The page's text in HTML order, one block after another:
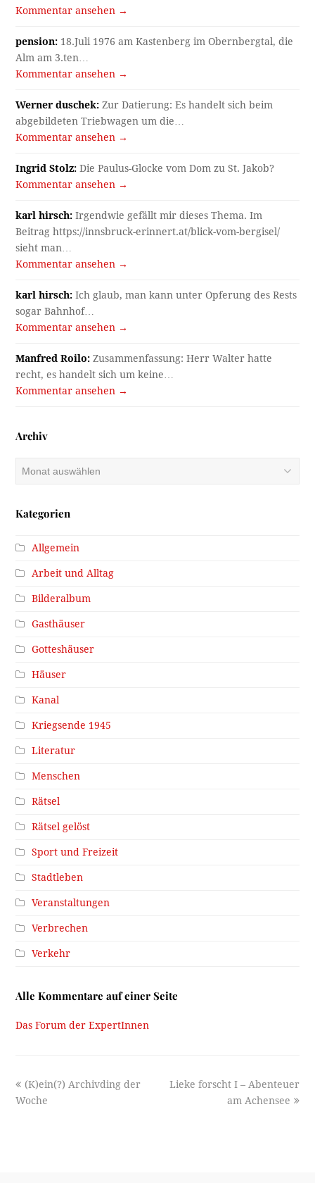
Kommentar ansehen →
pension: 18.Juli 1976 am Kastenberg im Obernbergtal, die
Alm am 3.ten…
Kommentar ansehen →
Werner duschek: Zur Datierung: Es handelt sich beim
abgebildeten Triebwagen um die…
Kommentar ansehen →
Ingrid Stolz: Die Paulus-Glocke vom Dom zu St. Jakob?
Kommentar ansehen →
karl hirsch: Irgendwie gefällt mir dieses Thema. Im
Beitrag https://innsbruck-erinnert.at/blick-vom-bergisel/
sieht man…
Kommentar ansehen →
karl hirsch: Ich glaub, man kann unter Opferung des Rests
sogar Bahnhof…
Kommentar ansehen →
Manfred Roilo: Zusammenfassung: Herr Walter hatte
recht, es handelt sich um keine…
Kommentar ansehen →
Archiv
Kategorien
Allgemein
Arbeit und Alltag
Bilderalbum
Gasthäuser
Gotteshäuser
Häuser
Kanal
Kriegsende 1945
Literatur
Menschen
Rätsel
Rätsel gelöst
Sport und Freizeit
Stadtleben
Veranstaltungen
Verbrechen
Verkehr
Alle Kommentare auf einer Seite
Das Forum der ExpertInnen
previous
post:
(K)ein(?) Archivding der
Woche
next
Lieke forscht I – Abenteuer
am Achensee